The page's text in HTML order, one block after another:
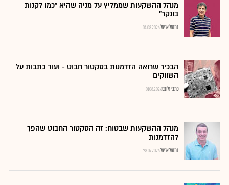
מנהל ההשקעות שממליץ על מניה שהיא "כמו לקנות
בונקר"
04.08.2026נתנאל אריאל
הבכיר שרואה הזדמנות בסקטור חבוט - ועוד כתבות על
השווקים
01.08.2026כתבי גלובס
מנהל ההשקעות שבטוח: זה הסקטור החבוט שהפך
להזדמנות
28.07.2026נתנאל אריאל